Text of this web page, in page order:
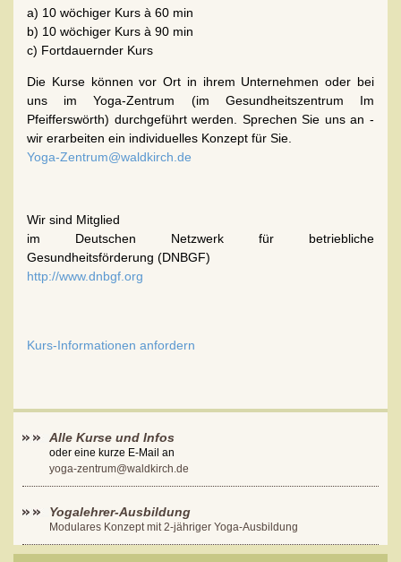
a) 10 wöchiger Kurs à 60 min
b) 10 wöchiger Kurs à 90 min
c) Fortdauernder Kurs
Die Kurse können vor Ort in ihrem Unternehmen oder bei
uns im Yoga-Zentrum (im Gesundheitszentrum Im
Pfeifferswörth) durchgeführt werden. Sprechen Sie uns an -
wir erarbeiten ein individuelles Konzept für Sie.
Yoga-Zentrum@waldkirch.de
Wir sind Mitglied
im Deutschen Netzwerk für betriebliche
Gesundheitsförderung (DNBGF)
http://www.dnbgf.org
Kurs-Informationen anfordern
Alle Kurse und Infos
oder eine kurze E-Mail an
yoga-zentrum@waldkirch.de
Yogalehrer-Ausbildung
Modulares Konzept mit 2-jähriger Yoga-Ausbildung